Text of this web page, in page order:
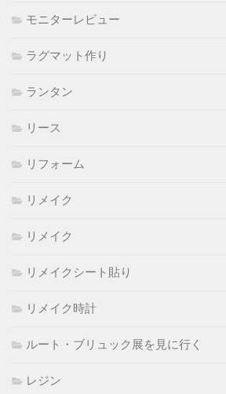
モニターレビュー
ラグマット作り
ランタン
リース
リフォーム
リメイク
リメイク
リメイクシート貼り
リメイク時計
ルート・ブリュック展を見に行く
レジン